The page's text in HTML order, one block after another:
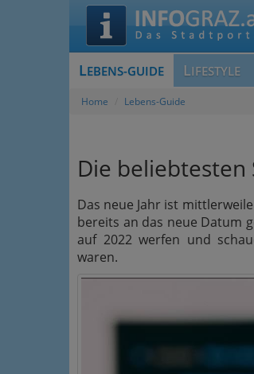
LEBENS-GUIDE LIFESTYLE
Home Lebens-Guide
Die beliebtesten
Das neue Jahr ist
bereits an das neue Datum
auf 2022 werfen und
waren.